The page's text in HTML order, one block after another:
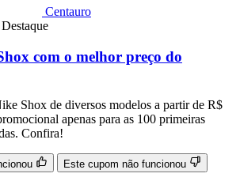
Centauro
Destaque
com o melhor preço do
Shox de diversos modelos a partir de R$
apenas para as 100 primeiras
Confira!
Este cupom não funcionou